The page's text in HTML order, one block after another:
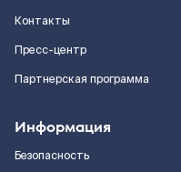
Контакты
Пресс-центр
Партнерская программа
Информация
Безопасность